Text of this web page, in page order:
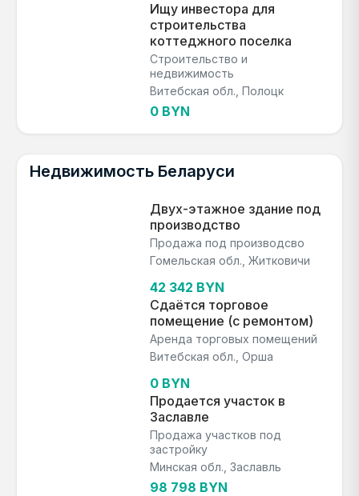
Ищу инвестора для
строительства
коттеджного поселка
Строительство и
недвижимость
Витебская обл., Полоцк
0 BYN
Недвижимость Беларуси
Двух-этажное здание под
производство
Продажа под производсво
Гомельская обл., Житковичи
42 342 BYN
Сдаётся торговое
помещение (с ремонтом)
Аренда торговых помещений
Витебская обл., Орша
0 BYN
Продается участок в
Заславле
Продажа участков под
застройку
Минская обл., Заславль
98 798 BYN